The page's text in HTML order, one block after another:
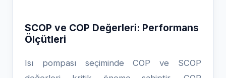
SCOP ve COP Değerleri: Performans
Ölçütleri
Isı pompası seçiminde COP ve SCOP